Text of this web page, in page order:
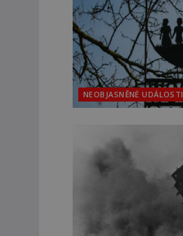
NEOBJASNĚNÉ UDÁLOSTI